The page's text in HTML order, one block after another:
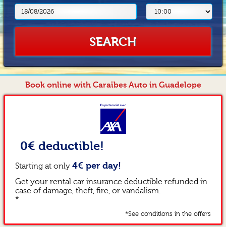
SEARCH
Book online with Caraïbes Auto in Guadelope
0€ deductible!
Starting at only 4€ per day!
Get your rental car insurance deductible refunded in
case of damage, theft, fire, or vandalism.
*
*See conditions in the offers